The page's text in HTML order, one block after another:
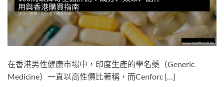
在香港男性健康市場中，印度生產的學名藥（Generic
Medicine）一直以高性價比著稱，而Cenforc […]